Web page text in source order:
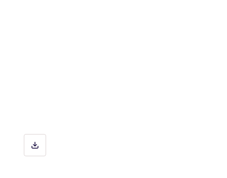
Descarregue o documento De Paris Gare de l'Est